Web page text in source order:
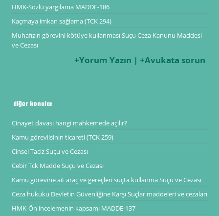
HMK-Sözlü yargılama MADDE-186
Kaçmaya imkan sağlama (TCK 294)
Muhafızın görevini kötüye kullanması Suçu Ceza Kanunu Maddesi
ve Cezası
+Yorum Yazın | +Avukata sorun
diğer konular
Cinayet davası hangi mahkemede açılır?
Kamu görevlisinin ticareti (TCK 259)
Cinsel Taciz Suçu ve Cezası
Cebir Tck Madde Suçu ve Cezası
Kamu görevine ait araç ve gereçleri suçta kullanma Suçu ve Cezası
Ceza hukuku Devletin Güvenliğine Karşı Suçlar maddeleri ve cezaları
HMK-Ön incelemenin kapsamı ​​​​​​​MADDE-137